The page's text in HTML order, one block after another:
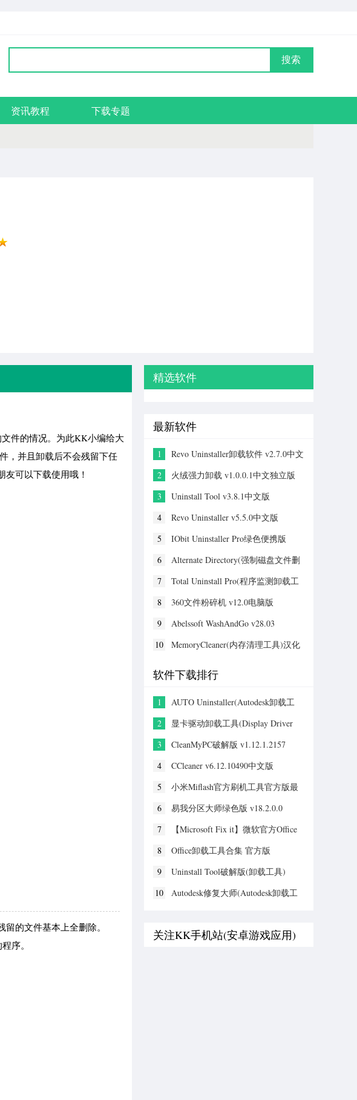
搜索
资讯教程 下载专题
件的情况。为此KK小编给大
，并且卸载后不会残留下任
可以下载使用哦！
的文件基本上全删除。
序。
精选软件
最新软件
1
Revo Uninstaller卸载软件 v2.7.0中文
2
火绒强力卸载 v1.0.0.1中文独立版
3
Uninstall Tool v3.8.1中文版
4
Revo Uninstaller v5.5.0中文版
5
IObit Uninstaller Pro绿色便携版
6
Alternate Directory(强制磁盘文件删
7
Total Uninstall Pro(程序监测卸载工
8
360文件粉碎机 v12.0电脑版
9
Abelssoft WashAndGo v28.03
10
MemoryCleaner(内存清理工具)汉化
软件下载排行
1
AUTO Uninstaller(Autodesk卸载工
2
显卡驱动卸载工具(Display Driver
3
CleanMyPC破解版 v1.12.1.2157
4
CCleaner v6.12.10490中文版
5
小米Miflash官方刷机工具官方版最
6
易我分区大师绿色版 v18.2.0.0
7
【Microsoft Fix it】微软官方Office
8
Office卸载工具合集 官方版
9
Uninstall Tool破解版(卸载工具)
10
Autodesk修复大师(Autodesk卸载工
关注KK手机站(安卓游戏应用)